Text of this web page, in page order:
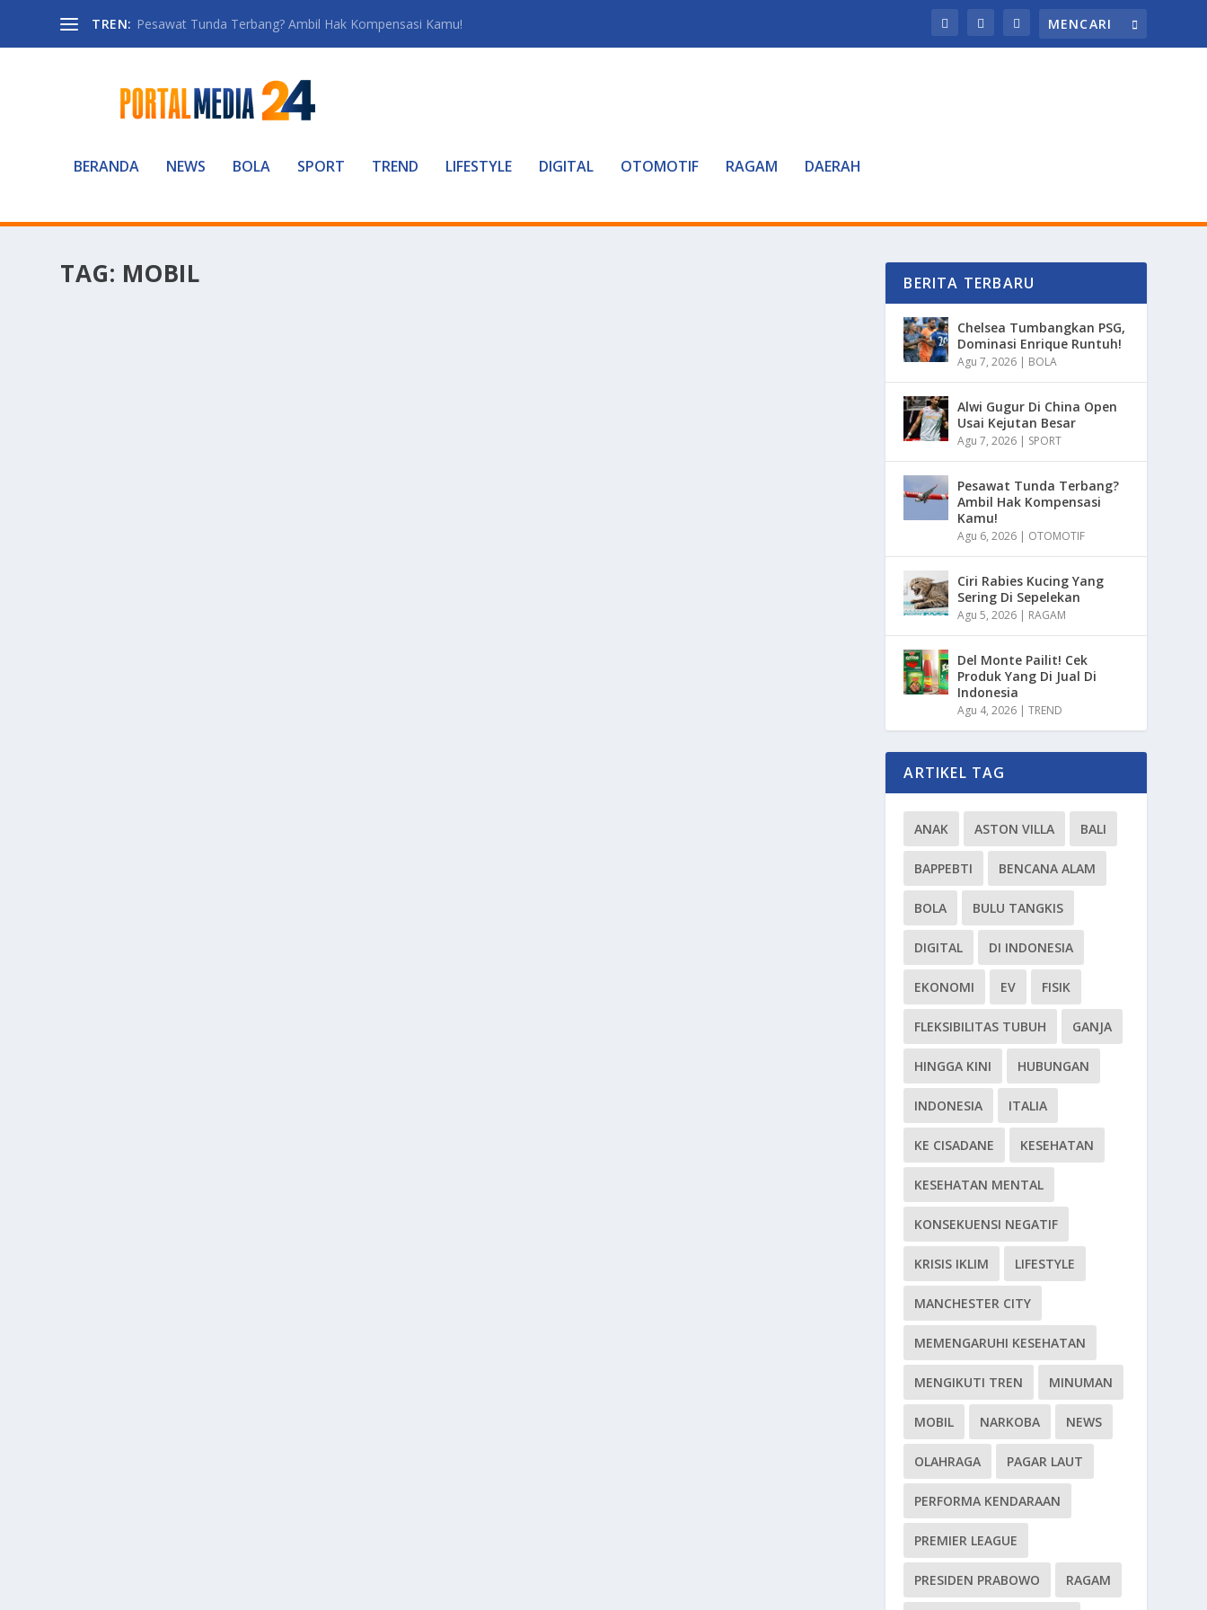
TREN: Pesawat Tunda Terbang? Ambil Hak Kompensasi Kamu!
BERANDA NEWS BOLA SPORT TREND LIFESTYLE DIGITAL OTOMOTIF RAGAM DAERAH
TAG: MOBIL BERITA TERBARU
Chelsea Tumbangkan PSG,
Dominasi Enrique Runtuh!
Agu 7, 2026 | BOLA
Alwi Gugur Di China Open
Usai Kejutan Besar
Agu 7, 2026 | SPORT
Pesawat Tunda Terbang?
Ambil Hak Kompensasi
Kamu!
Agu 6, 2026 | OTOMOTIF
Ciri Rabies Kucing Yang
Sering Di Sepelekan
Agu 5, 2026 | RAGAM
Del Monte Pailit! Cek
Produk Yang Di Jual Di
Indonesia
Agu 4, 2026 |TREND
ARTIKEL TAG
ANAK ASTON VILLA BALI
BAPPEBTI BENCANA ALAM
BOLA BULU TANGKIS
DIGITAL DI INDONESIA
EKONOMI EV FISIK
FLEKSIBILITAS TUBUH GANJA
HINGGA KINI HUBUNGAN
INDONESIA ITALIA
KE CISADANE KESEHATAN
KESEHATAN MENTAL
KONSEKUENSI NEGATIF
KRISIS IKLIM LIFESTYLE
MANCHESTER CITY
MEMENGARUHI KESEHATAN
MENGIKUTI TREN MINUMAN
MOBIL NARKOBA NEWS
OLAHRAGA PAGAR LAUT
PERFORMA KENDARAAN
PREMIER LEAGUE
PRESIDEN PRABOWO RAGAM